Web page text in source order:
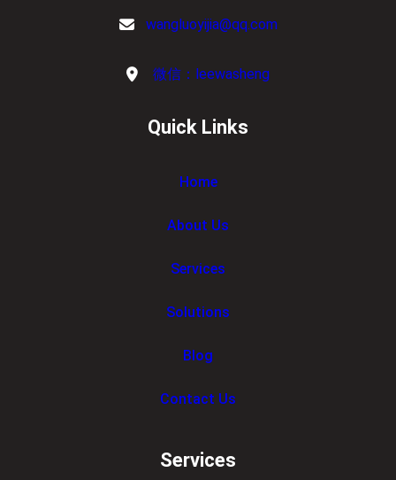
wangluoyijia@qq.com
微信：leewasheng
Quick Links
Home
About Us
Services
Solutions
Blog
Contact Us
Services